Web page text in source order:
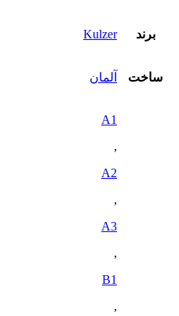
برند Kulzer
ساخت آلمان
A1
,
A2
,
A3
,
B1
,